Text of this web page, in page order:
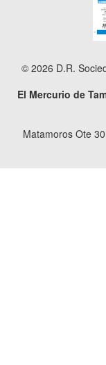
© 2026 D.R.
El Mercurio de
Matamoros Ote